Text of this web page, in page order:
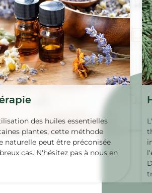
des huiles essentielles
plantes, cette méthode
naturelle peut être préconisée
cas. N'hésitez pas à nous en